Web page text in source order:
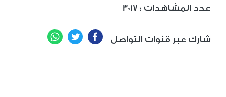
3017 : عدد المشاهدات
شارك عبر قنوات التواصل Facebook
Twitter